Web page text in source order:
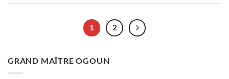
1 2
GRAND MAÎTRE OGOUN